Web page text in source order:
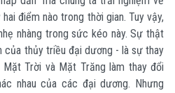
điểm nào trong thời gian. Tuy vậy,
nhàng trong sức kéo này. Sự thật
của thủy triều đại dương - là sự thay
Trời và Mặt Trăng làm thay đổi
nhau của các đại dương. Nhưng